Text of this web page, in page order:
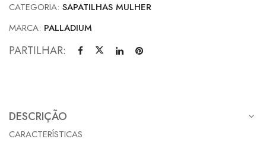
CATEGORIA: SAPATILHAS MULHER
MARCA: PALLADIUM
PARTILHAR:
DESCRIÇÃO
CARACTERÍSTICAS